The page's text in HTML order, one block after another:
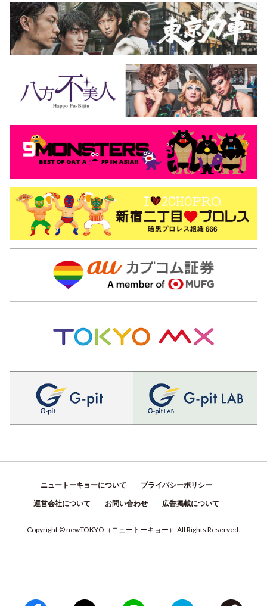
ニュートーキョーについて プライバシーポリシー
運営会社について お問い合わせ 広告掲載について
Copyright © newTOKYO （ ニュートーキョー ） All Rights Reserved.